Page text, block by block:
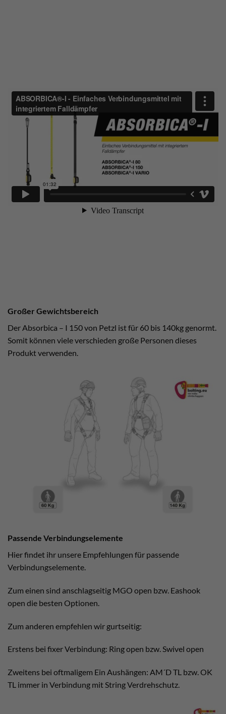
Großer Gewichtsbereich
Der Absorbica – I 150 von Petzl ist für 60 bis 140kg genormt.
Somit können viele verschieden große Personen dieses
Produkt verwenden.
Passende Verbindungselemente
Hier findet ihr unsere Empfehlungen für passende
Verbindungselemente.
Zum einen sind anschlagseitig MGO open bzw. Eashook
open die besten Optionen.
Zum anderen empfehlen wir gurtseitig:
Erstens bei fixer Verbindung: Ring open bzw. Swivel open
Zweitens bei oftmaligem Ein Aushängen: AM´D TL bzw. OK
TL immer in Verbindung mit String Verdrehschutz.